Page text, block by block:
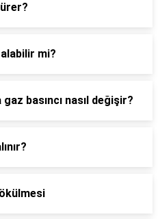
mi?
basıncı nasıl değişir?